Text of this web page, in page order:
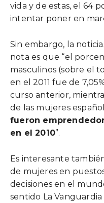
vida y de estas, el 64
intentar poner en
Sin embargo, la
nota es que “el
masculinos (sobre el
en el 2011 fue de
curso anterior,
de las mujeres
fueron
en el 2010”.
Es interesante
de mujeres en
decisiones en el
sentido La